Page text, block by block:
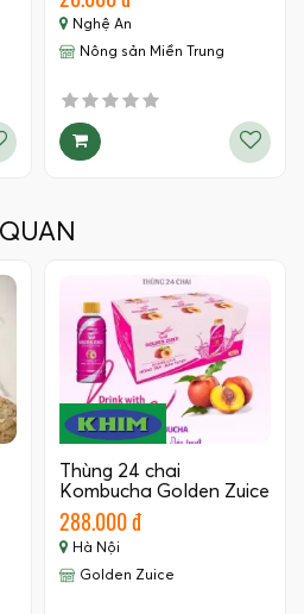
Nghệ An
Nông sản Miền Trung
Thùng 24 chai
Kombucha Golden Zuice
350 ML
288.000 đ
Hà Nội
Golden Zuice